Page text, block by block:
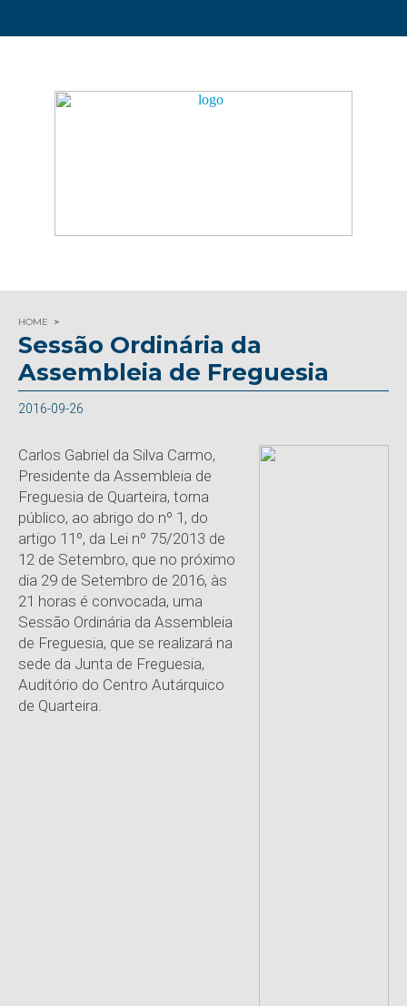
HOME
Sessão Ordinária da
Assembleia de Freguesia
2016-09-26
Carlos Gabriel da Silva Carmo,
Presidente da Assembleia de
Freguesia de Quarteira, torna
público, ao abrigo do nº 1, do
artigo 11º, da Lei nº 75/2013 de
12 de Setembro, que no próximo
dia 29 de Setembro de 2016, às
21 horas é convocada, uma
Sessão Ordinária da Assembleia
de Freguesia, que se realizará na
sede da Junta de Freguesia,
Auditório do Centro Autárquico
de Quarteira.